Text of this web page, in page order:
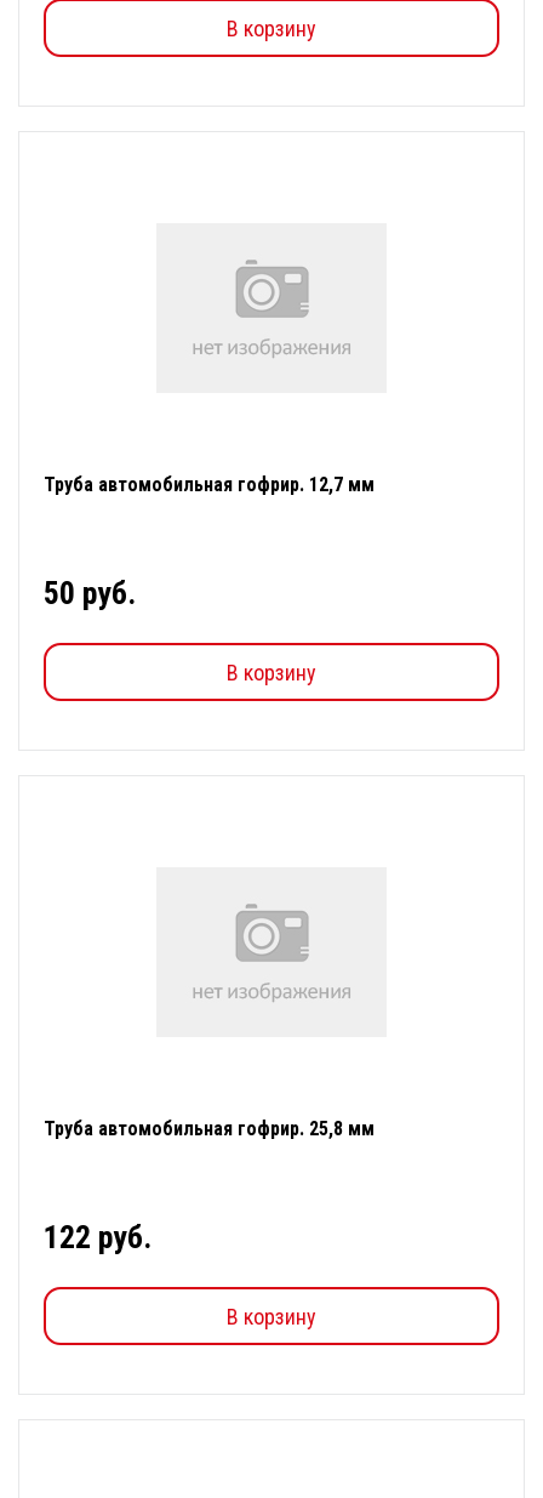
В корзину
Труба автомобильная гофрир. 12,7 мм
50 руб.
В корзину
Труба автомобильная гофрир. 25,8 мм
122 руб.
В корзину